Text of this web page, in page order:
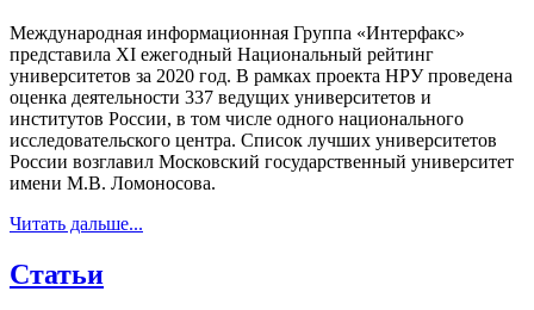
Международная информационная Группа «Интерфакс»
представила XI ежегодный Национальный рейтинг
университетов за 2020 год. В рамках проекта НРУ проведена
оценка деятельности 337 ведущих университетов и
институтов России, в том числе одного национального
исследовательского центра. Список лучших университетов
России возглавил Московский государственный университет
имени М.В. Ломоносова.
Читать дальше...
Статьи